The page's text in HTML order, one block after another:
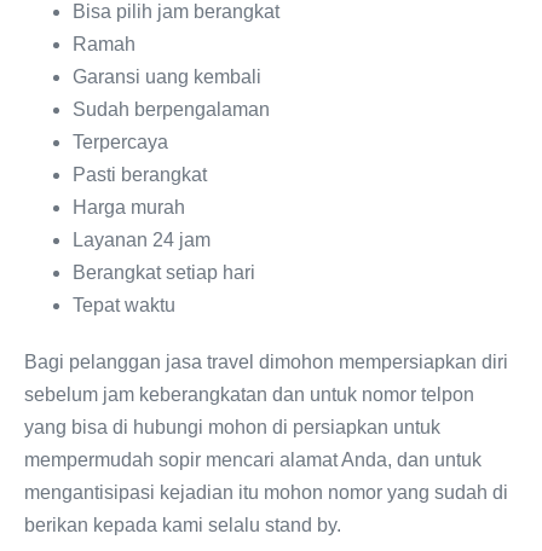
Bisa pilih jam berangkat
Ramah
Garansi uang kembali
Sudah berpengalaman
Terpercaya
Pasti berangkat
Harga murah
Layanan 24 jam
Berangkat setiap hari
Tepat waktu
Bagi pelanggan jasa travel dimohon mempersiapkan diri
sebelum jam keberangkatan dan untuk nomor telpon
yang bisa di hubungi mohon di persiapkan untuk
mempermudah sopir mencari alamat Anda, dan untuk
mengantisipasi kejadian itu mohon nomor yang sudah di
berikan kepada kami selalu stand by.